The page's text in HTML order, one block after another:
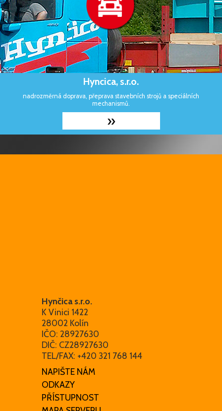
Hyncica, s.r.o.
nadrozměrná doprava, přeprava stavebních strojů a speciálních
mechanismů.
»
Hynčica s.r.o.
K Vinici 1422
28002 Kolín
IČO: 28927630
DIČ: CZ28927630
TEL/FAX: +420 321 768 144
NAPIŠTE NÁM
ODKAZY
PŘÍSTUPNOST